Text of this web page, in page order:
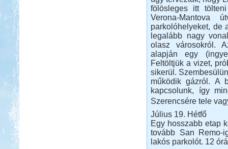
fölösleges itt
Verona-Mantova
parkolóhelyeket, de
legalább nagy
olasz városokról.
alapján egy
Feltöltjük a vizet,
sikerül.
működik gázról. A
kapcsolunk, így
Szerencsére tele
Július 19. Hétfő
Egy hosszabb etap
tovább San Remo-
lakós parkolót. 12